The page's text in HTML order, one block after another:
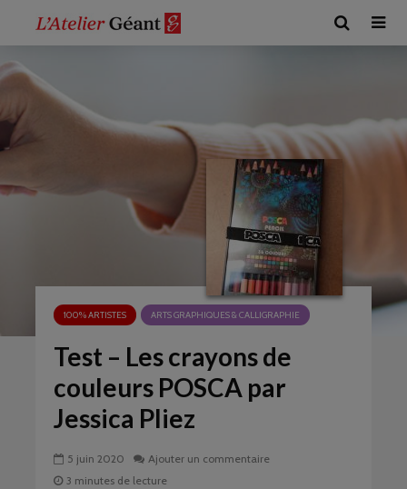
100% ARTISTES ARTS GRAPHIQUES & CALLIGRAPHIE
Test – Les crayons de
couleurs POSCA par
Jessica Pliez
5 juin 2020
Ajouter un commentaire
3 minutes de lecture